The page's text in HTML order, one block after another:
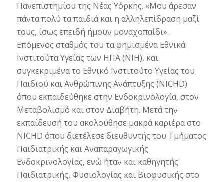
Πανεπιστημίου της Νέας Υόρκης. «Μου άρεσαν
πάντα πολύ τα παιδιά και η αλληλεπίδραση μαζί
τους, ίσως επειδή ήμουν μοναχοπαίδι».
Επόμενος σταθμός του τα φημισμένα Εθνικά
Ινστιτούτα Υγείας των ΗΠΑ (ΝΙΗ), και
συγκεκριμένα το Εθνικό Ινστιτούτο Υγείας του
Παιδιού και Ανθρώπινης Ανάπτυξης (ΝΙCHD)
όπου εκπαιδεύθηκε στην Ενδοκρινολογία, στον
Μεταβολισμό και στον Διαβήτη. Μετά την
εκπαίδευσή του ακολούθησε μακρά καριέρα στο
ΝΙCHD όπου διετέλεσε διευθυντής του Tμήματος
Παιδιατρικής και Αναπαραγωγικής
Ενδοκρινολογίας, ενώ ήταν και καθηγητής
Παιδιατρικής, Φυσιολογίας και Βιοφυσικής στο